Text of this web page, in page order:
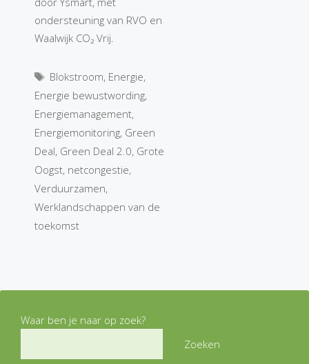
ondersteuning van RVO en
Waalwijk CO₂ Vrij.
Tags
Blokstroom, Energie,
Energie bewustwording,
Energiemanagement,
Energiemonitoring, Green
Deal, Green Deal 2.0, Grote
Oogst, netcongestie,
Verduurzamen,
Werklandschappen van de
toekomst
Waar ben je naar op zoek?
Zoeken